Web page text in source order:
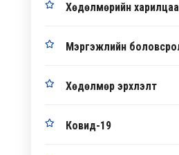
Хөдөлмөрийн харилцаа
Мэргэжлийн
Хөдөлмөр эрхлэлт
Ковид-19